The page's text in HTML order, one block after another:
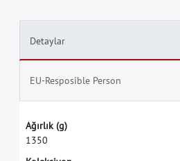
Detaylar
EU-Resposible Person
Ağırlık (g)
1350